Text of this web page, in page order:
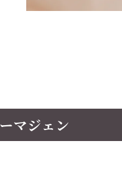
マジェン